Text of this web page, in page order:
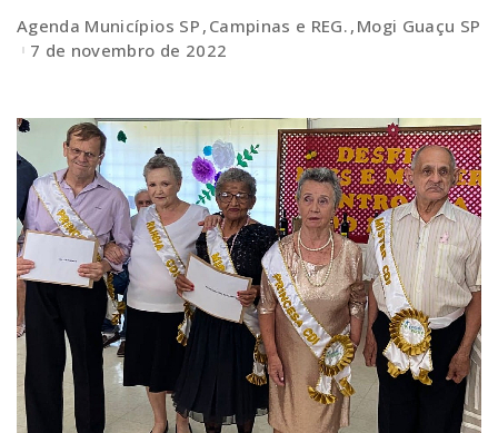
Agenda Municípios SP Campinas e REG. Mogi Guaçu SP
7 de novembro de 2022